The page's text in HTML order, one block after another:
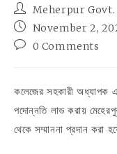
Post
author:
Meherpur Govt.
Post
published:
November 2,
Post0 Comments
কলেজের সহকারী অধ্যাপক
পদোন্নতি লাভ করায়
থেকে সম্মাননা প্রদান করা